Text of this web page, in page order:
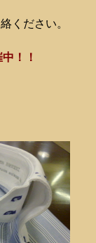
ください。
！！